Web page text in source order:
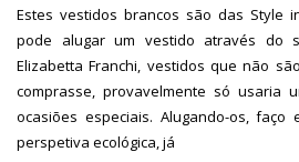
Estes vestidos brancos são das Style
pode alugar um vestido através do
Elizabetta Franchi, vestidos que não
comprasse, provavelmente só usaria
ocasiões especiais. Alugando-os,
perspetiva ecológica, já